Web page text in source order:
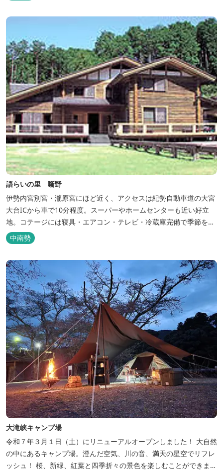
語らいの里 噺野
伊勢内宮別宮・瀧原宮にほど近く、アクセスは紀勢自動車道の大宮
大台ICから車で10分程度。スーパーやホームセンターも近い好立
地。コテージには寝具・エアコン・テレビ・冷蔵庫完備で季節を問
わず楽しめます。 食器・調理器具の揃った自炊棟や24時間利用可
能なシャワールームなど充実の設備で快適にお過ごしいただけま
用いただけます(１棟につき１時間)
中南勢
大滝峡キャンプ場
令和７年３月１日（土）にリニューアルオープンしました！ 大自然
の中にあるキャンプ場。澄んだ空気、川の音、満天の星空でリフレ
ッシュ！ 桜、新緑、紅葉と四季折々の景色を楽しむことができま